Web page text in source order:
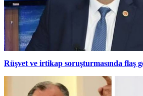
Rüşvet ve irtikap soruşturmasında flaş